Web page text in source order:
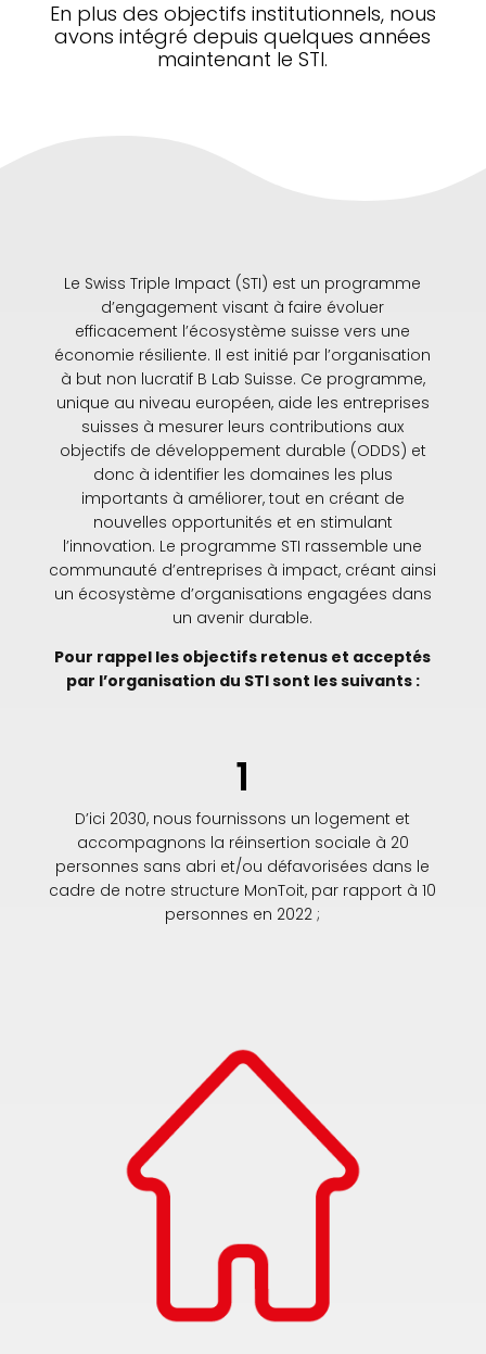
En plus des objectifs institutionnels, nous
avons intégré depuis quelques années
maintenant le STI.
Le Swiss Triple Impact (STI) est un programme
d’engagement visant à faire évoluer
efficacement l’écosystème suisse vers une
économie résiliente. Il est initié par l’organisation
à but non lucratif B Lab Suisse. Ce programme,
unique au niveau européen, aide les entreprises
suisses à mesurer leurs contributions aux
objectifs de développement durable (ODDS) et
donc à identifier les domaines les plus
importants à améliorer, tout en créant de
nouvelles opportunités et en stimulant
l’innovation. Le programme STI rassemble une
communauté d’entreprises à impact, créant ainsi
un écosystème d’organisations engagées dans
un avenir durable.
Pour rappel les objectifs retenus et acceptés
par l’organisation du STI sont les suivants :
1
D’ici 2030, nous fournissons un logement et
accompagnons la réinsertion sociale à 20
personnes sans abri et/ou défavorisées dans le
cadre de notre structure MonToit, par rapport à 10
personnes en 2022 ;